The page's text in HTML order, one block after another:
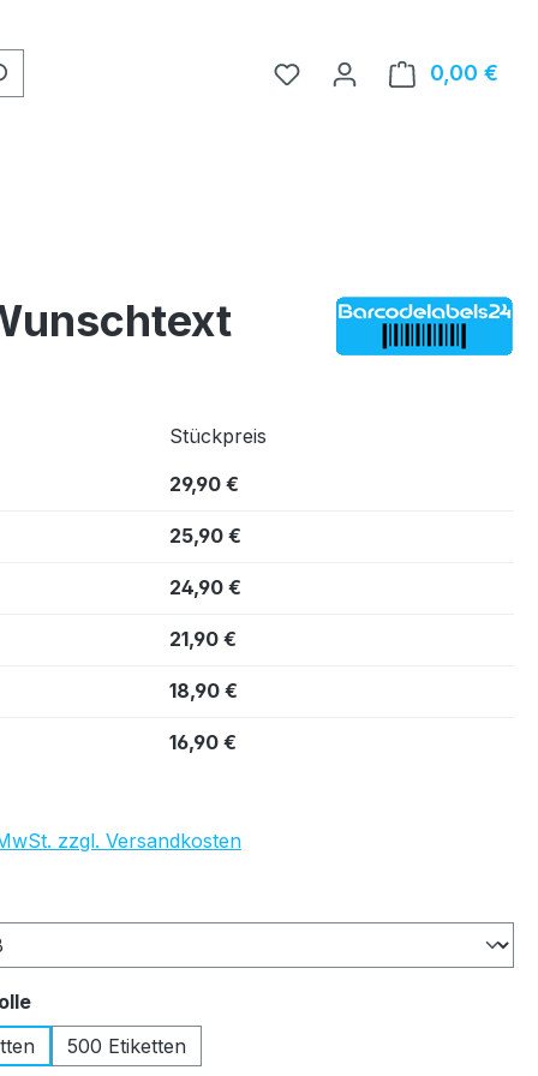
0,00 €
Stückpreis
29,90 €
25,90 €
24,90 €
21,90 €
18,90 €
16,90 €
zzgl. Versandkosten
auswählen
500 Etiketten